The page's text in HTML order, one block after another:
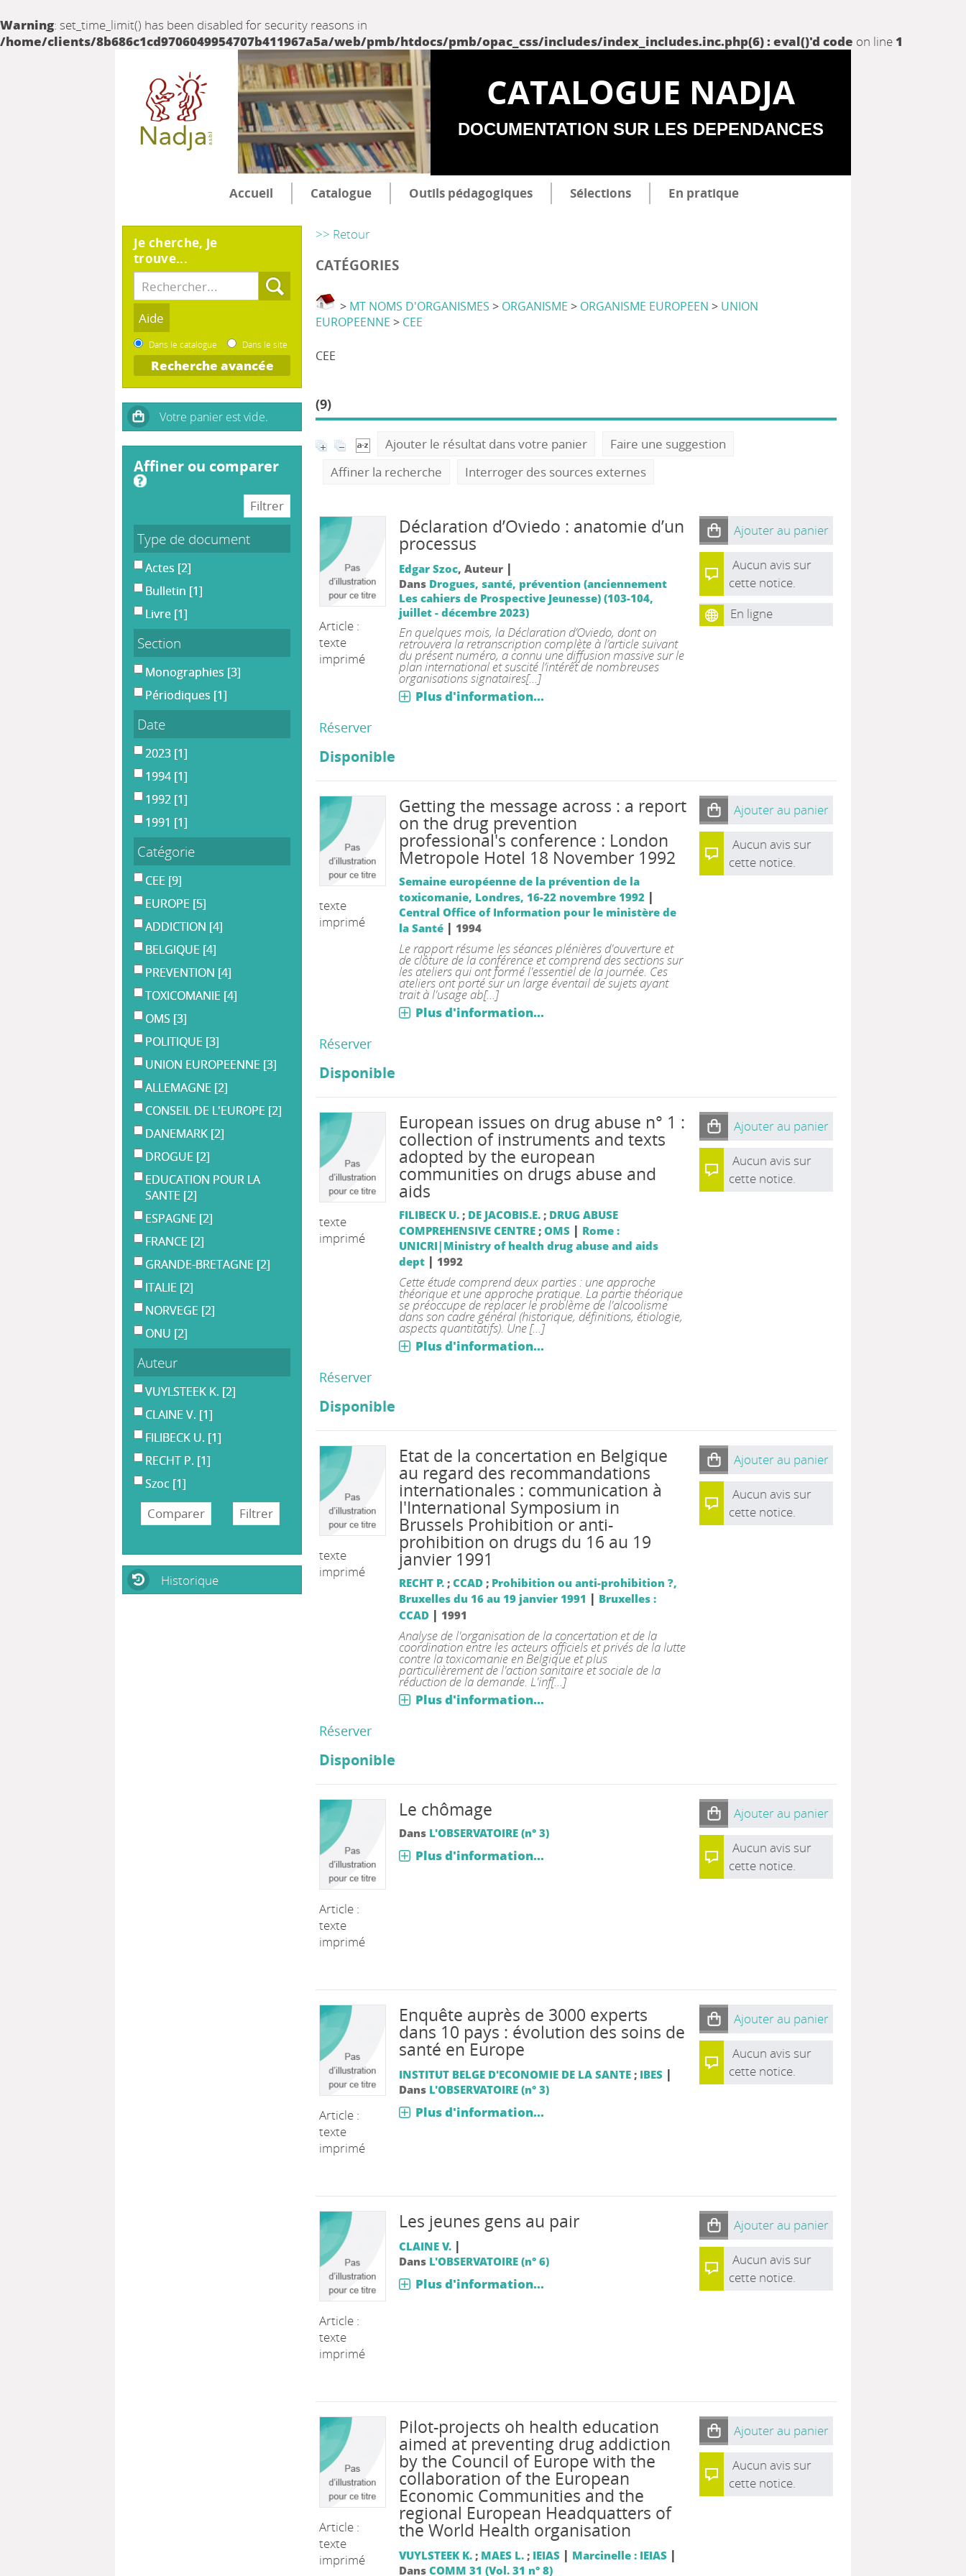
Warning: set_time_limit() has been disabled for security reasons in
/home/clients/8b686c1cd9706049954707b411967a5a/web/pmb/htdocs/pmb/opac_css/includes/index_includes.inc.php(6) : eval()'d code on line 1
CATALOGUE NADJA
DOCUMENTATION SUR LES DEPENDANCES
Accueil Catalogue Outils pédagogiques Sélections En pratique
>> Retour
CATÉGORIES
> MT NOMS D'ORGANISMES > ORGANISME > ORGANISME EUROPEEN > UNION
EUROPEENNE > CEE
CEE
(9)
Ajouter le résultat dans votre panier
Faire une suggestion
Affiner la recherche
Interroger des sources externes
Article :
texte
imprimé
Déclaration d’Oviedo : anatomie d’un
processus
Edgar Szoc, Auteur |
Dans Drogues, santé, prévention (anciennement
Les cahiers de Prospective Jeunesse) (103-104,
juillet - décembre 2023)
En quelques mois, la Déclaration d’Oviedo, dont on
retrouvera la retranscription complète à l’article suivant
du présent numéro, a connu une diffusion massive sur le
plan international et suscité l’intérêt de nombreuses
organisations signataires[...]
Plus d'information...
Ajouter au panier
Aucun avis sur
cette notice.
En ligne
Réserver
Disponible
texte
imprimé
Getting the message across : a report
on the drug prevention
professional's conference : London
Metropole Hotel 18 November 1992
Semaine européenne de la prévention de la
toxicomanie, Londres, 16-22 novembre 1992 |
Central Office of Information pour le ministère de
la Santé| 1994
Le rapport résume les séances plénières d'ouverture et
de clôture de la conférence et comprend des sections sur
les ateliers qui ont formé l'essentiel de la journée. Ces
ateliers ont porté sur un large éventail de sujets ayant
trait à l'usage ab[...]
Plus d'information...
Ajouter au panier
Aucun avis sur
cette notice.
Réserver
Disponible
texte
imprimé
European issues on drug abuse n° 1 :
collection of instruments and texts
adopted by the european
communities on drugs abuse and
aids
FILIBECK U.; DE JACOBIS.E.; DRUG ABUSE
COMPREHENSIVE CENTRE; OMS | Rome :
UNICRI|Ministry of health drug abuse and aids
dept| 1992
Cette étude comprend deux parties : une approche
théorique et une approche pratique. La partie théorique
se préoccupe de replacer le problème de l'alcoolisme
dans son cadre général (historique, définitions, étiologie,
aspects quantitatifs). Une [...]
Plus d'information...
Ajouter au panier
Aucun avis sur
cette notice.
Réserver
Disponible
texte
imprimé
Etat de la concertation en Belgique
au regard des recommandations
internationales : communication à
l'International Symposium in
Brussels Prohibition or anti-
prohibition on drugs du 16 au 19
janvier 1991
RECHT P.; CCAD; Prohibition ou anti-prohibition ?,
Bruxelles du 16 au 19 janvier 1991 | Bruxelles :
CCAD| 1991
Analyse de l'organisation de la concertation et de la
coordination entre les acteurs officiels et privés de la lutte
contre la toxicomanie en Belgique et plus
particulièrement de l'action sanitaire et sociale de la
réduction de la demande. L'inf[...]
Plus d'information...
Ajouter au panier
Aucun avis sur
cette notice.
Réserver
Disponible
Article :
texte
imprimé
Le chômage
Dans L'OBSERVATOIRE (n° 3)
Plus d'information...
Ajouter au panier
Aucun avis sur
cette notice.
Article :
texte
imprimé
Enquête auprès de 3000 experts
dans 10 pays : évolution des soins de
santé en Europe
INSTITUT BELGE D'ECONOMIE DE LA SANTE; IBES |
Dans L'OBSERVATOIRE (n° 3)
Plus d'information...
Ajouter au panier
Aucun avis sur
cette notice.
Article :
texte
imprimé
Les jeunes gens au pair
CLAINE V. |
Dans L'OBSERVATOIRE (n° 6)
Plus d'information...
Ajouter au panier
Aucun avis sur
cette notice.
Article :
texte
imprimé
Pilot-projects oh health education
aimed at preventing drug addiction
by the Council of Europe with the
collaboration of the European
Economic Communities and the
regional European Headquatters of
the World Health organisation
VUYLSTEEK K.; MAES L.; IEIAS | Marcinelle : IEIAS|
Dans COMM 31 (Vol. 31 n° 8)
Ajouter au panier
Aucun avis sur
cette notice.
Je cherche, je
trouve...
Dans le catalogue Dans le site
Recherche avancée
affiner ou comparer
Type de document
Actes [2]
Bulletin [1]
Livre [1]
Section
Monographies [3]
Périodiques [1]
Date
2023 [1]
1994 [1]
1992 [1]
1991 [1]
Catégorie
CEE [9]
EUROPE [5]
ADDICTION [4]
BELGIQUE [4]
PREVENTION [4]
TOXICOMANIE [4]
OMS [3]
POLITIQUE [3]
UNION EUROPEENNE [3]
ALLEMAGNE [2]
CONSEIL DE L'EUROPE [2]
DANEMARK [2]
DROGUE [2]
EDUCATION POUR LA
SANTE [2]
ESPAGNE [2]
FRANCE [2]
GRANDE-BRETAGNE [2]
ITALIE [2]
NORVEGE [2]
ONU [2]
Auteur
VUYLSTEEK K. [2]
CLAINE V. [1]
FILIBECK U. [1]
RECHT P. [1]
Szoc [1]
Historique